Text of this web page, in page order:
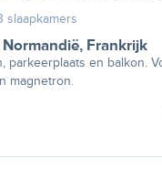
slaapkamers
Normandië, Frankrijk
parkeerplaats en balkon.
magnetron.